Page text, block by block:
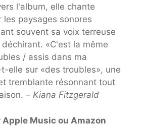
l'album, elle chante
les paysages sonores
souvent sa voix terreuse
«C'est la même
/ assis dans ma
elle sur «des troubles», une
tremblante résonnant tout
– Kiana Fitzgerald
Apple Music ou Amazon